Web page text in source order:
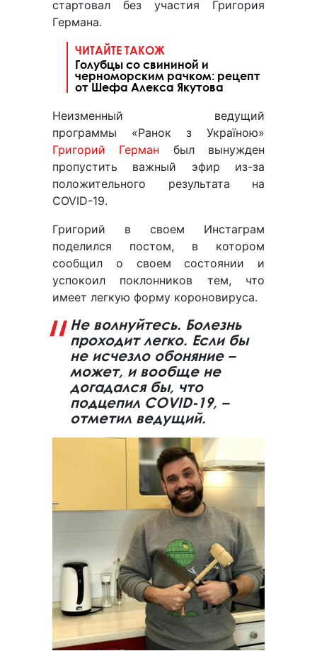
стартовал без участия Григория
Германа.
ЧИТАЙТЕ ТАКОЖ
Голубцы со свининой и
черноморским рачком: рецепт
от Шефа Алекса Якутова
Неизменный ведущий
программы «Ранок з Україною»
Григорий Герман был вынужден
пропустить важный эфир из-за
положительного результата на
COVID-19.
Григорий в своем Инстаграм
поделился постом, в котором
сообщил о своем состоянии и
успокоил поклонников тем, что
имеет легкую форму короновируса.
Не волнуйтесь. Болезнь
проходит легко. Если бы
не исчезло обоняние –
может, и вообще не
догадался бы, что
подцепил COVID-19, –
отметил ведущий.